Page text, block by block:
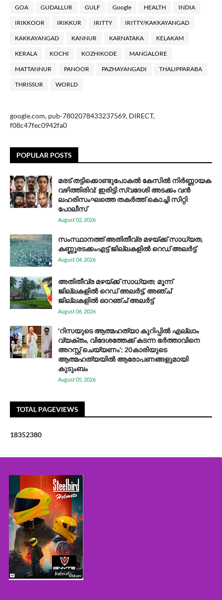
GOA GUDALLUR GULF Google HEALTH INDIA
IRIKKOOR IRIKKUR IRITTY IRITTY/KAKKAYANGAD
KAKKAYANGAD KANNUR KARNATAKA KELAKAM
KERALA KOCHI KOZHIKODE MANGALORE
MATTANNUR PANOOR PAZHAYANGADI THALIPPARABA
THRISSUR WORLD
google.com, pub-7802078433237569, DIRECT,
f08c47fec0942fa0
POPULAR POSTS
മരട് തട്ടിക്കൊണ്ടുപോകൽ കേസിൽ നിർണ്ണായക
വഴിത്തിരിവ്: ഇരിട്ടി സ്വദേശി അടക്കം വൻ
ലഹരിസംഘത്തെ തകർത്ത് കൊച്ചി സിറ്റി
പോലീസ്
August 02, 2026
സം​സ്ഥാ​ന​ത്ത് അ​തി​തീ​വ്ര മ​ഴ​യ്ക്ക് സാ​ധ്യ​ത,
കണ്ണൂരടക്കംഎ​ട്ട് ജി​ല്ല​ക​ളി​ൽ റെ​ഡ് അ​ലർ​ട്ട്
August 04, 2026
അതിതീവ്ര മഴയ്ക്ക് സാധ്യത; മൂന്ന്
ജില്ലകളിൽ റെഡ് അലർട്ട്, അഞ്ച്
ജില്ലകളിൽ ഓറഞ്ച് അലർട്ട്
August 06, 2026
'റിസയുടെ ആത്മഹത്യാ കുറിപ്പിൽ എല്ലാം
വ്യക്തം, വിദേശത്തേക്ക് കടന്ന ഭർത്താവിനെ
അറസ്റ്റ് ചെയ്യണം'; 20കാരിയുടെ
ആത്മഹത്യയിൽ ആരോപണങ്ങളുമായി
കുടുംബം
August 05, 2026
TOTAL PAGEVIEWS
18352380